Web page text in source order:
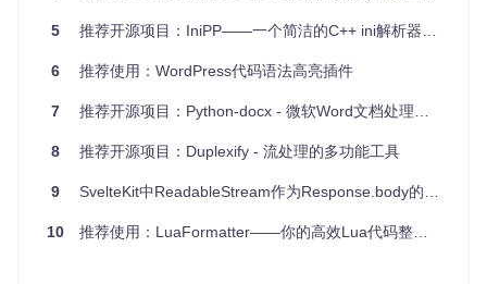
轻量级：小文件大小意味着对网站性能影响微乎其微。
理解变得简单。
总的来说，Readable是一个值得您信赖的工具，它可以帮助
读者享受到更佳的阅读体验！
5 推荐开源项目：IniPP——一个简洁的C++ ini解析器和生成器
6 推荐使用：WordPress代码语法高亮插件
7 推荐开源项目：Python-docx - 微软Word文档处理的利器
8 推荐开源项目：Duplexify - 流处理的多功能工具
9 SvelteKit中ReadableStream作为Response.body的内存泄漏问题分析
10 推荐使用：LuaFormatter——你的高效Lua代码整理工具